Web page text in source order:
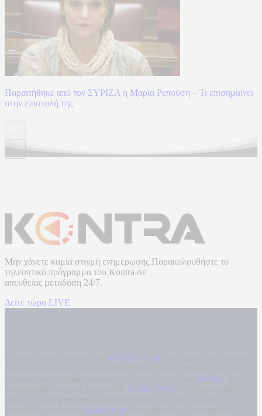
Παραιτήθηκε από τον ΣΥΡΙΖΑ η Μαρία Ρεπούση – Τι επισημαίνει
στην επιστολή της
Μην χάνετε καμία στιγμή ενημέρωσης.Παρακολουθήστε το
τηλεοπτικό πρόγραμμα του Kontra σε
απευθείας μετάδοση 24/7.
Δείτε τώρα LIVE
kontranews.gr
Kontra
Kontra News
Filathlos.gr